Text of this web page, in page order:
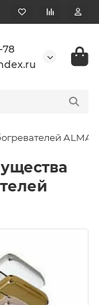
78
ALMAC